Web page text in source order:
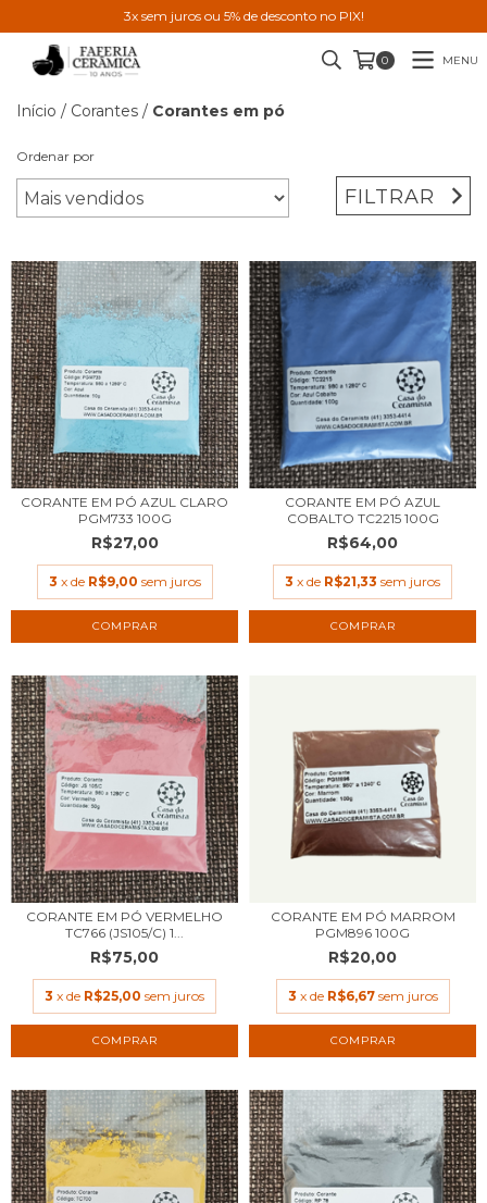
3x sem juros ou 5% de desconto no PIX!
0 MENU
Início / Corantes / Corantes em pó
Ordenar por
FILTRAR
CORANTE EM PÓ AZUL CLARO
PGM733 100G
R$27,00
3 x de R$9,00 sem juros
CORANTE EM PÓ AZUL
COBALTO TC2215 100G
R$64,00
3 x de R$21,33 sem juros
CORANTE EM PÓ VERMELHO
TC766 (JS105/C) 1...
R$75,00
3 x de R$25,00 sem juros
CORANTE EM PÓ MARROM
PGM896 100G
R$20,00
3 x de R$6,67 sem juros